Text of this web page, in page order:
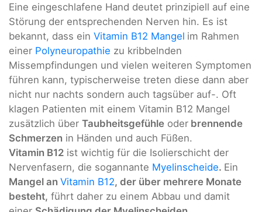
Eine eingeschlafene Hand deutet prinzipiell auf eine
Störung der entsprechenden Nerven hin. Es ist
bekannt, dass ein Vitamin B12 Mangel im Rahmen
einer Polyneuropathie zu kribbelnden
Missempfindungen und vielen weiteren Symptomen
führen kann, typischerweise treten diese dann aber
nicht nur nachts sondern auch tagsüber auf-. Oft
klagen Patienten mit einem Vitamin B12 Mangel
zusätzlich über Taubheitsgefühle oder brennende
Schmerzen in Händen und auch Füßen.
Vitamin B12 ist wichtig für die Isolierschicht der
Nervenfasern, die sogannante Myelinscheide. Ein
Mangel an Vitamin B12, der über mehrere Monate
besteht, führt daher zu einem Abbau und damit